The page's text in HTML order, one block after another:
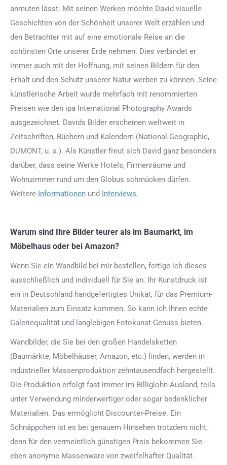
anmuten lässt. Mit seinen Werken möchte David visuelle
Geschichten von der Schönheit unserer Welt erzählen und
den Betrachter mit auf eine emotionale Reise an die
schönsten Orte unserer Erde nehmen. Dies verbindet er
immer auch mit der Hoffnung, mit seinen Bildern für den
Erhalt und den Schutz unserer Natur werben zu können. Seine
künstlerische Arbeit wurde mehrfach mit renommierten
Preisen wie den ipa International Photography Awards
ausgezeichnet. Davids Bilder erscheinen weltweit in
Zeitschriften, Büchern und Kalendern (National Geographic,
DUMONT, u. a.). Als Künstler freut sich David ganz besonders
darüber, dass seine Werke Hotels, Firmenräume und
Wohnzimmer rund um den Globus schmücken dürfen.
Weitere Informationen und Interviews.
Warum sind Ihre Bilder teurer als im Baumarkt, im
Möbelhaus oder bei Amazon?
Wenn Sie ein Wandbild bei mir bestellen, fertige ich dieses
ausschließlich und individuell für Sie an. Ihr Kunstdruck ist
ein in Deutschland handgefertigtes Unikat, für das Premium-
Materialien zum Einsatz kommen. So kann ich Ihnen echte
Galeriequalität und langlebigen Fotokunst-Genuss bieten.
Wandbilder, die Sie bei den großen Handelsketten
(Baumärkte, Möbelhäuser, Amazon, etc.) finden, werden in
industrieller Massenproduktion zehntausendfach hergestellt.
Die Produktion erfolgt fast immer im Billiglohn-Ausland, teils
unter Verwendung minderwertiger oder sogar bedenklicher
Materialien. Das ermöglicht Discounter-Preise. Ein
Schnäppchen ist es bei genauem Hinsehen trotzdem nicht,
denn für den vermeintlich günstigen Preis bekommen Sie
eben anonyme Massenware von zweifelhafter Qualität.